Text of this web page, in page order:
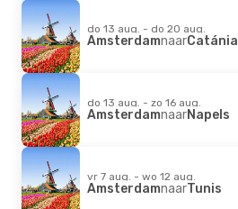
do 13 aug. - do 20 aug.
AmsterdamnaarCatánia
do 13 aug. - zo 16 aug.
AmsterdamnaarNapels
vr 7 aug. - wo 12 aug.
AmsterdamnaarTunis